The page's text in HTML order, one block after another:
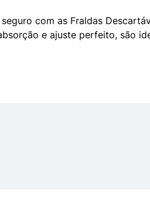
com as Fraldas
e ajuste perfeito, são